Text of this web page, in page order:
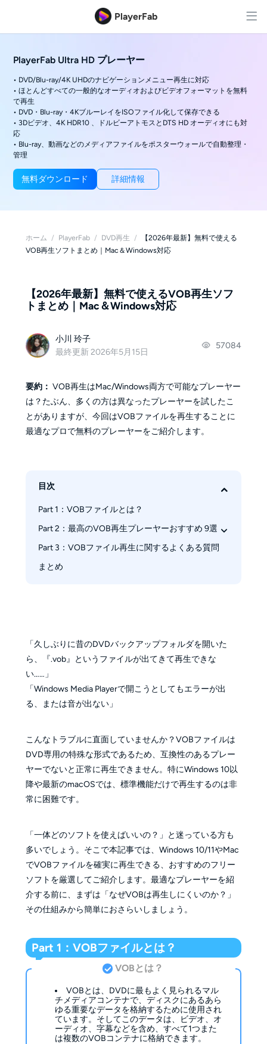
PlayerFab
PlayerFab Ultra HD プレーヤー
• DVD/Blu-ray/4K UHDのナビゲーションメニュー再生に対応
• ほとんどすべての一般的なオーディオおよびビデオフォーマットを無料
で再生
• DVD・Blu-ray・4KブルーレイをISOファイル化して保存できる
• 3Dビデオ、4K HDR10 、ドルビーアトモスとDTS HD オーディオにも対
応
• Blu-ray、動画などのメディアファイルをポスターウォールで自動整理・
管理
無料ダウンロード 詳細情報
ホーム / PlayerFab / DVD再生 /
【2026年最新】無料で使える
VOB再生ソフトまとめ｜Mac＆Windows対応
【2026年最新】無料で使えるVOB再生ソフ
トまとめ｜Mac＆Windows対応
小川 玲子
最終更新 2026年5月15日
57084
要約： VOB再生はMac/Windows両方で可能なプレーヤー
は？たぶん、多くの方は異なったプレーヤーを試したこ
とがありますが、今回はVOBファイルを再生することに
最適なプロで無料のプレーヤーをご紹介します。
目次
Part 1：VOBファイルとは？
Part 2：最高のVOB再生プレーヤーおすすめ 9選
2.1　PlayerFab Free Video プレーヤー
2.2　VLC Media Player
2.7　Mobo Player
2.8　Rock Player Lite
2.9　KM Player
Part 3：VOBファイル再生に関するよくある質問
まとめ
「久しぶりに昔のDVDバックアップフォルダを開いた
ら、『.vob』というファイルが出てきて再生できな
い……」
「Windows Media Playerで開こうとしてもエラーが出
る、または音が出ない」
こんなトラブルに直面していませんか？VOBファイルは
DVD専用の特殊な形式であるため、互換性のあるプレー
ヤーでないと正常に再生できません。特にWindows 10以
降や最新のmacOSでは、標準機能だけで再生するのは非
常に困難です。
「一体どのソフトを使えばいいの？」と迷っている方も
多いでしょう。そこで本記事では、Windows 10/11やMac
でVOBファイルを確実に再生できる、おすすめのフリー
ソフトを厳選してご紹介します。最適なプレーヤーを紹
介する前に、まずは「なぜVOBは再生しにくいのか？」
その仕組みから簡単におさらいしましょう。
Part 1：VOBファイルとは？
VOBとは？
VOBとは、DVDに最もよく見られるマル
チメディアコンテナで、ディスクにあるあら
ゆる重要なデータを格納するために使用され
ています。そしてこのデータは、ビデオ、オ
ーディオ、字幕などを含め、すべて1つまた
は複数のVOBコンテナに格納できます。